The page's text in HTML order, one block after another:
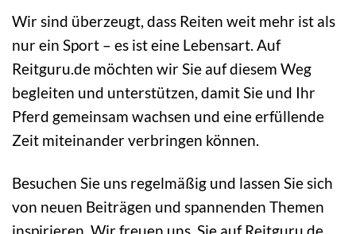
Wir sind überzeugt, dass Reiten weit mehr ist als
nur ein Sport – es ist eine Lebensart. Auf
Reitguru.de möchten wir Sie auf diesem Weg
begleiten und unterstützen, damit Sie und Ihr
Pferd gemeinsam wachsen und eine erfüllende
Zeit miteinander verbringen können.
Besuchen Sie uns regelmäßig und lassen Sie sich
von neuen Beiträgen und spannenden Themen